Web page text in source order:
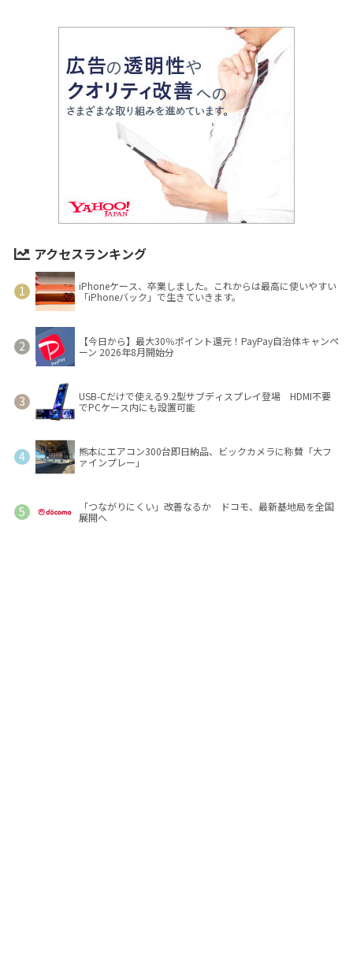
アクセスランキング
iPhoneケース、卒業しました。これからは最高に使いやすい
「iPhoneバック」で生きていきます。
【今日から】最大30％ポイント還元！PayPay自治体キャンペ
ーン 2026年8月開始分
USB-Cだけで使える9.2型サブディスプレイ登場 HDMI不要
でPCケース内にも設置可能
熊本にエアコン300台即日納品、ビックカメラに称賛「大フ
ァインプレー」
「つながりにくい」改善なるか ドコモ、最新基地局を全国
展開へ